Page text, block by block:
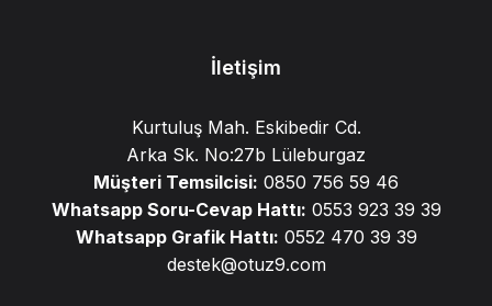
İletişim
Kurtuluş Mah. Eskibedir Cd.
Arka Sk. No:27b Lüleburgaz
Müşteri Temsilcisi: 0850 756 59 46
Whatsapp Soru-Cevap Hattı: 0553 923 39 39
Whatsapp Grafik Hattı: 0552 470 39 39
destek@otuz9.com